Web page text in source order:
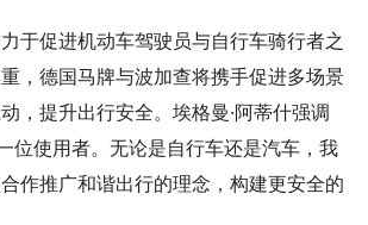
于促进机动车驾驶员与自行车骑行者之
，德国马牌与波加查将携手促进多场景
，提升出行安全。埃格曼·阿蒂什强调
位使用者。无论是自行车还是汽车，我
作推广和谐出行的理念，构建更安全的